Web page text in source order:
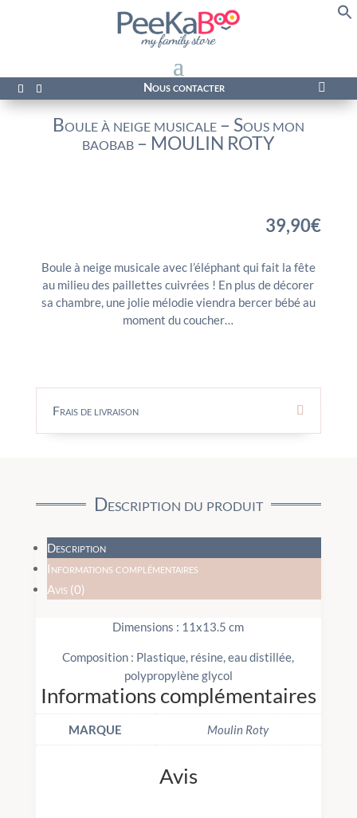
Nous contacter 
Boule à neige musicale – Sous mon
baobab – MOULIN ROTY
39,90€
Boule à neige musicale avec l’éléphant qui fait la fête
au milieu des paillettes cuivrées ! En plus de décorer
sa chambre, une jolie mélodie viendra bercer bébé au
moment du coucher…
Frais de livraison
Description du produit
Description
Informations complémentaires
Avis (0)
Dimensions : 11x13.5 cm
Composition : Plastique, résine, eau distillée,
polypropylène glycol
Informations complémentaires
MARQUE Moulin Roty
Avis